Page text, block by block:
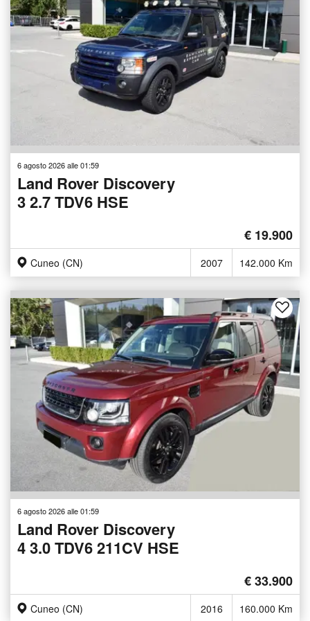
6 agosto 2026 alle 01:59
Land Rover Discovery
3 2.7 TDV6 HSE
€ 19.900
Cuneo (CN) 2007 142.000 Km
6 agosto 2026 alle 01:59
Land Rover Discovery
4 3.0 TDV6 211CV HSE
€ 33.900
Cuneo (CN) 2016 160.000 Km